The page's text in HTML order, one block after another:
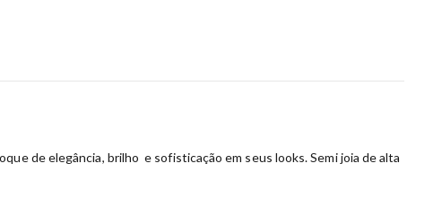
de elegância, brilho e sofisticação em seus looks. Semi joia de alta